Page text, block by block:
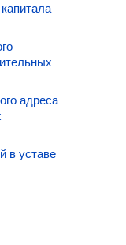
адреса
в уставе